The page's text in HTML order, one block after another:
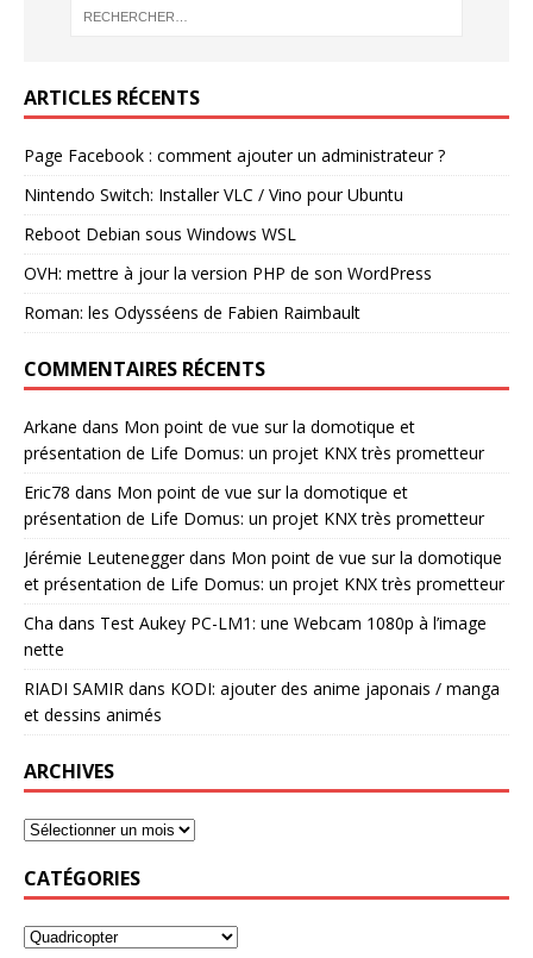
ARTICLES RÉCENTS
Page Facebook : comment ajouter un administrateur ?
Nintendo Switch: Installer VLC / Vino pour Ubuntu
Reboot Debian sous Windows WSL
OVH: mettre à jour la version PHP de son WordPress
Roman: les Odysséens de Fabien Raimbault
COMMENTAIRES RÉCENTS
Arkane dans Mon point de vue sur la domotique et
présentation de Life Domus: un projet KNX très prometteur
Eric78 dans Mon point de vue sur la domotique et
présentation de Life Domus: un projet KNX très prometteur
Jérémie Leuteneggerdans Mon point de vue sur la domotique
et présentation de Life Domus: un projet KNX très prometteur
Cha dans Test Aukey PC-LM1: une Webcam 1080p à l’image
nette
RIADI SAMIR dans KODI: ajouter des anime japonais / manga
et dessins animés
ARCHIVES
CATÉGORIES